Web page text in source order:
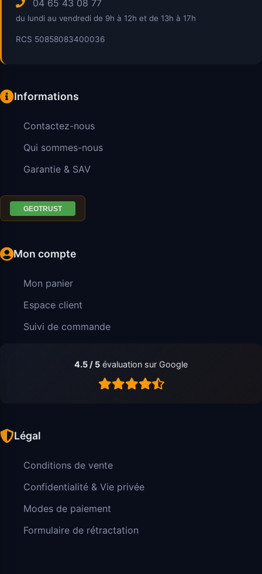
04 65 43 08 77
du lundi au vendredi de 9h à 12h et de 13h à 17h
RCS 50858083400036
Informations
Contactez-nous
Qui sommes-nous
Garantie & SAV
Mon compte
Mon panier
Espace client
Suivi de commande
4.5 / 5 évaluation sur Google
Légal
Conditions de vente
Confidentialité & Vie privée
Modes de paiement
Formulaire de rétractation